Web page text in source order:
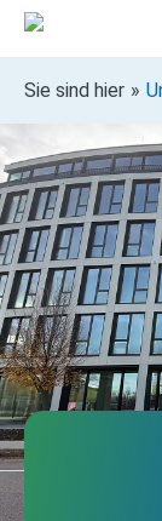
Sie sind hier